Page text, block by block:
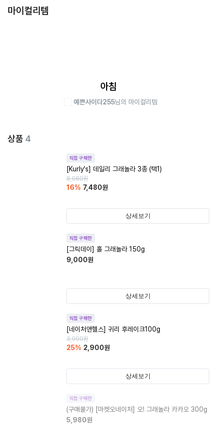
마이컬리템
아침
예쁜사이다255님의 마이컬리템
상품 4
직접 구매한
[Kurly's] 데일리 그래놀라 3종 (택1)
8,980원
16% 7,480원
상세보기
직접 구매한
[그릭데이] 홀 그래놀라 150g
9,000원
상세보기
직접 구매한
[네이처앤헬스] 귀리 후레이크100g
3,900원
25% 2,900원
상세보기
직접 구매한
(구매불가) [마켓오네이처] 오! 그래놀라 카카오 300g
5,980원